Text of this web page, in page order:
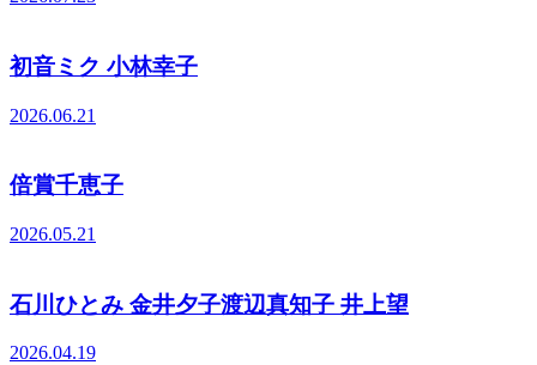
初音ミク 小林幸子
2026.06.21
倍賞千恵子
2026.05.21
石川ひとみ 金井夕子渡辺真知子 井上望
2026.04.19